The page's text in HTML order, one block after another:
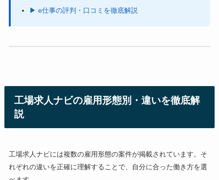
▶ e仕事の評判・口コミを徹底解説
工場求人ナビの雇用形態別・違いを徹底解
説
工場求人ナビには複数の雇用形態の案件が掲載されています。そ
れぞれの違いを正確に理解することで、自分に合った働き方を選